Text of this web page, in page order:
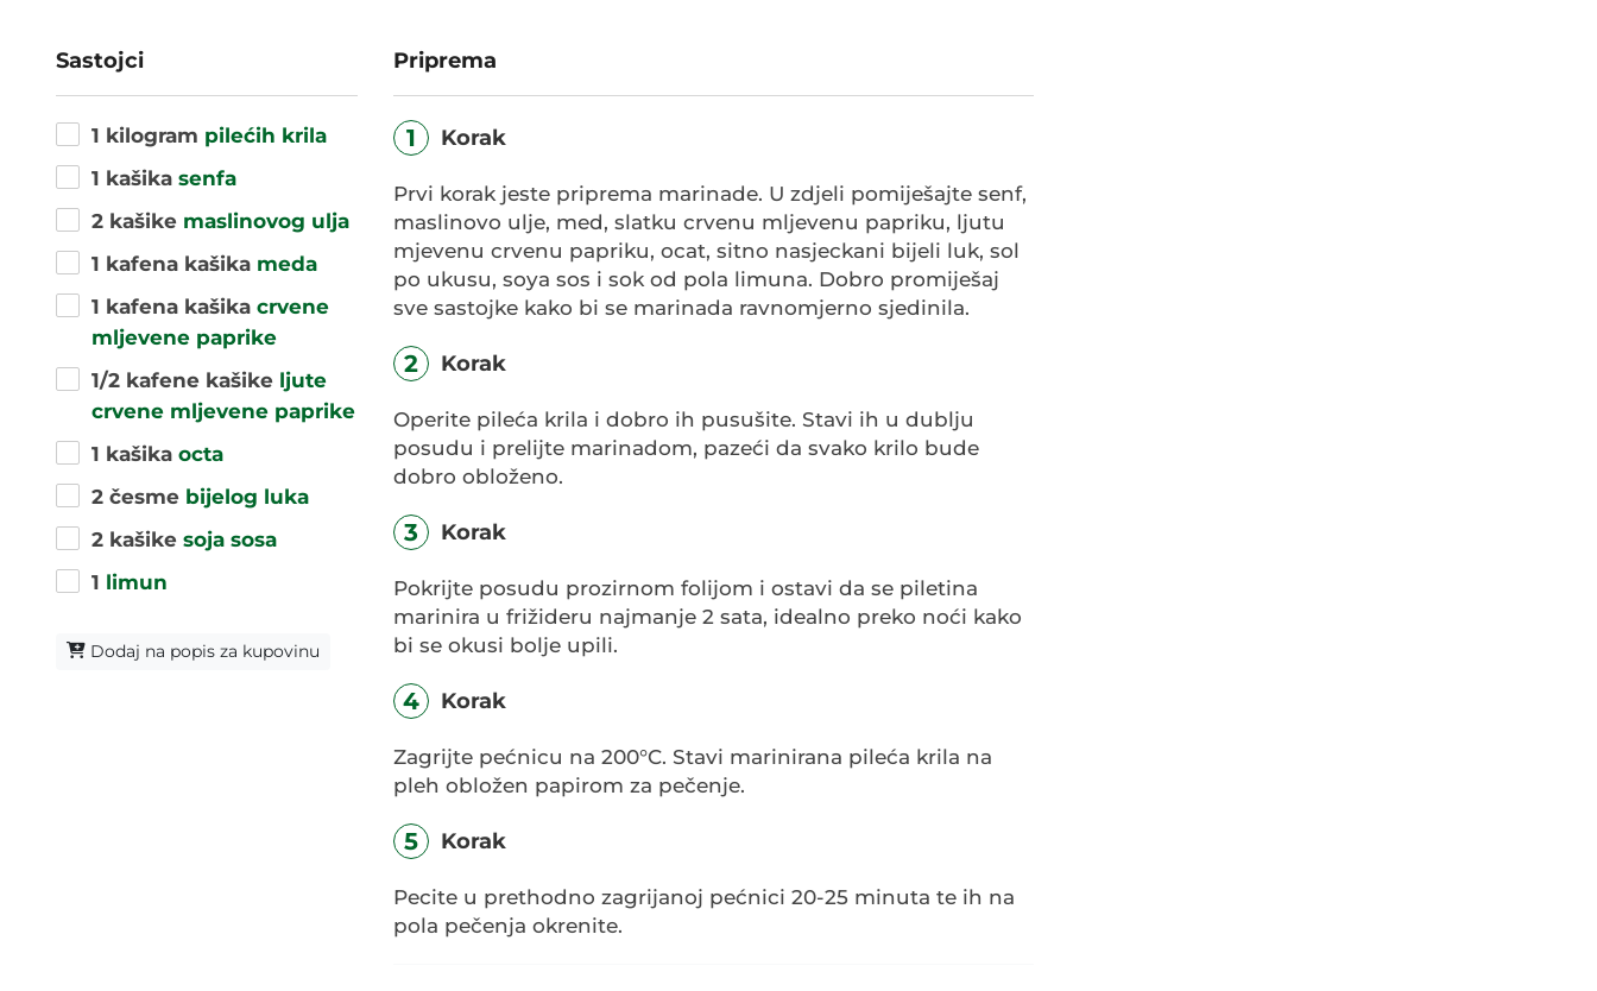
Sastojci
1 kilogram pilećih krila
1 kašika senfa
2 kašike maslinovog ulja
1 kafena kašika meda
1 kafena kašika crvene
mljevene paprike
1/2 kafene kašike ljute
crvene mljevene paprike
1 kašika octa
2 česme bijelog luka
2 kašike soja sosa
1 limun
Dodaj na popis za kupovinu
Priprema
1 Korak
Prvi korak jeste priprema marinade. U zdjeli pomiješajte senf,
maslinovo ulje, med, slatku crvenu mljevenu papriku, ljutu
mjevenu crvenu papriku, ocat, sitno nasjeckani bijeli luk, sol
po ukusu, soya sos i sok od pola limuna. Dobro promiješaj
sve sastojke kako bi se marinada ravnomjerno sjedinila.
2 Korak
Operite pileća krila i dobro ih pusušite. Stavi ih u dublju
posudu i prelijte marinadom, pazeći da svako krilo bude
dobro obloženo.
3 Korak
Pokrijte posudu prozirnom folijom i ostavi da se piletina
marinira u frižideru najmanje 2 sata, idealno preko noći kako
bi se okusi bolje upili.
4 Korak
Zagrijte pećnicu na 200°C. Stavi marinirana pileća krila na
pleh obložen papirom za pečenje.
5 Korak
Pecite u prethodno zagrijanoj pećnici 20-25 minuta te ih na
pola pečenja okrenite.